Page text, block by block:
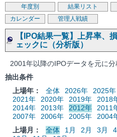
年度別
結果リスト
カレンダー
管理人戦績
【IPO結果一覧】上昇率、
ェックに（分析版）
2001年以降のIPOデータを元に分
抽出条件
上場年：
全体 2026年 2025年
2021年
2020年 2019年 2018
2014年
2013年 2012年 2011
2007年
2006年 2005年 2004
上場月：
全体 1月 2月 3月